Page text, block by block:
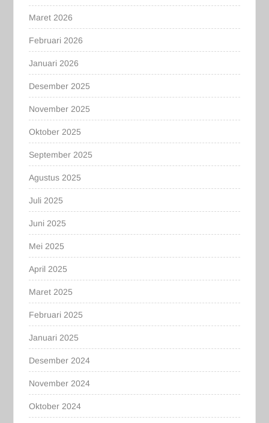
Maret 2026
Februari 2026
Januari 2026
Desember 2025
November 2025
Oktober 2025
September 2025
Agustus 2025
Juli 2025
Juni 2025
Mei 2025
April 2025
Maret 2025
Februari 2025
Januari 2025
Desember 2024
November 2024
Oktober 2024